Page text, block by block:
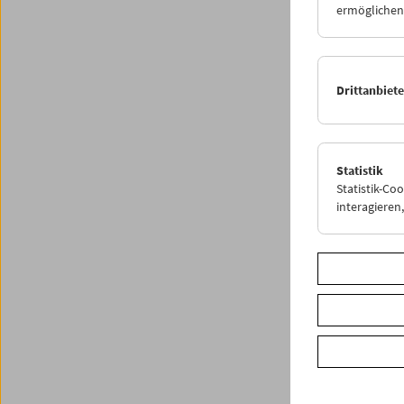
das
Share
Statistik
Statistik-